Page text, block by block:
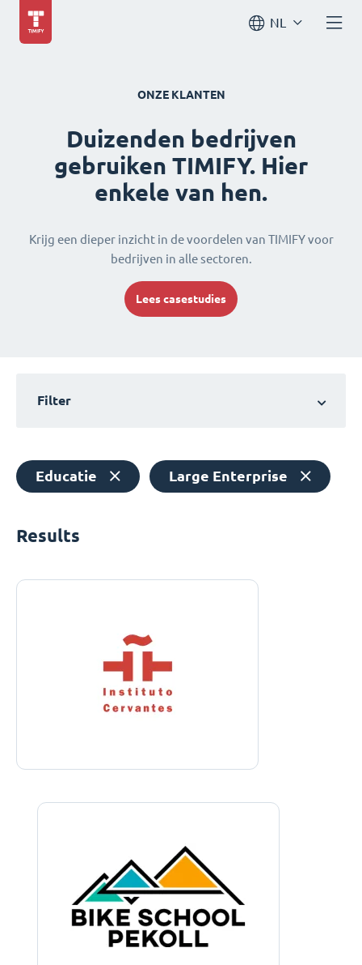
NL
ONZE KLANTEN
Duizenden bedrijven
gebruiken TIMIFY. Hier
enkele van hen.
Krijg een dieper inzicht in de voordelen van TIMIFY voor
bedrijven in alle sectoren.
Lees casestudies
Filter
Educatie Large Enterprise
Results